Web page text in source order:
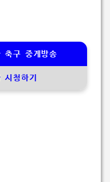
축구 중계방송
시청하기